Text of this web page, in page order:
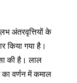
अंतरवृत्तियों के
किया गया है।
की है। लाल
वर्णन में कमाल